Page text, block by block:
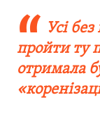
Усі
пройти ту
отримала